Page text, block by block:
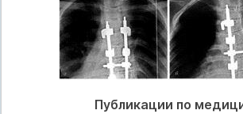
Публикации по